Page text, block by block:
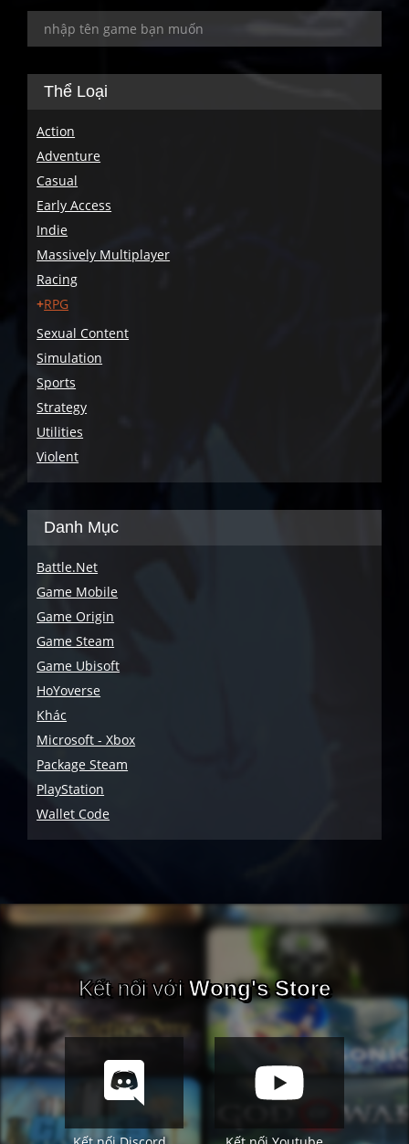
t
Thể Loại
Action
Adventure
Casual
Early Access
Indie
Massively Multiplayer
Racing
RPG
Sexual Content
Simulation
Sports
Strategy
Utilities
Violent
Danh Mục
Battle.Net
Game Mobile
Game Origin
Game Steam
Game Ubisoft
HoYoverse
Khác
Microsoft - Xbox
Package Steam
PlayStation
Wallet Code
Kết nối với Wong's Store